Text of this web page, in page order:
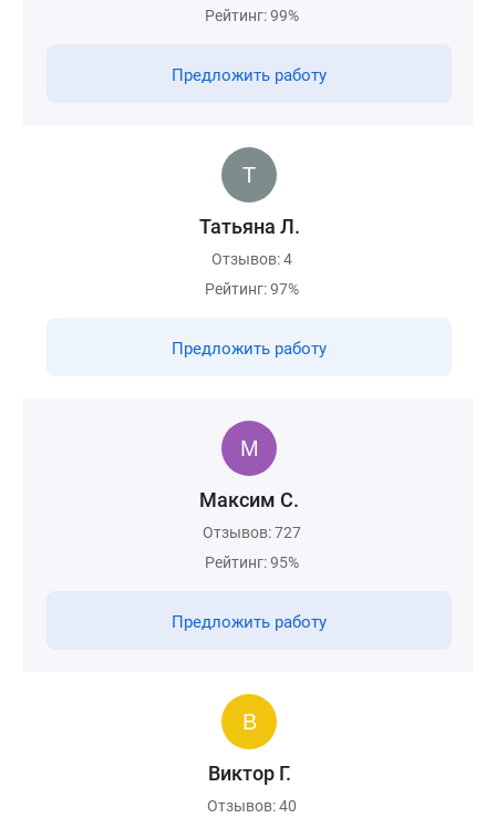
Рейтинг: 99%
Предложить работу
Татьяна Л.
Отзывов: 4
Рейтинг: 97%
Предложить работу
Максим С.
Отзывов: 727
Рейтинг: 95%
Предложить работу
Виктор Г.
Отзывов: 40